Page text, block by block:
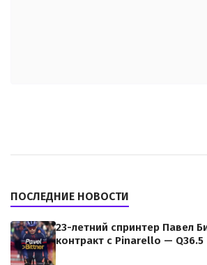
ПОСЛЕДНИЕ НОВОСТИ
23-летний спринтер Павел
контракт с Pinarello — Q36.5